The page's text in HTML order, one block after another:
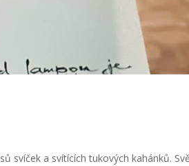
svíček a svítících tukových kahánků.